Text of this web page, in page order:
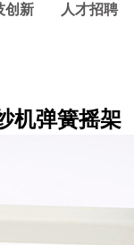
创新 人才招聘
机弹簧摇架